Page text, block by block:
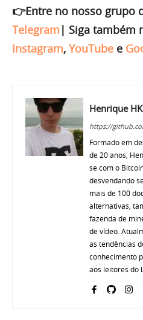
👉Entre no nosso grupo
Telegram | Siga também
Instagram, YouTube e
Henrique HK
https://
Formado em
de 20 anos,
se com o
desvendando
mais de 100
alternativas,
fazenda de
de vídeo.
as tendências
conhecimento
aos leitores do